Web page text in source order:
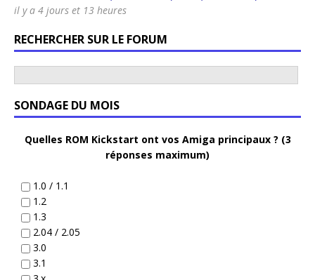
il y a 4 jours et 13 heures
RECHERCHER SUR LE FORUM
SONDAGE DU MOIS
Quelles ROM Kickstart ont vos Amiga principaux ? (3
réponses maximum)
1.0 / 1.1
1.2
1.3
2.04 / 2.05
3.0
3.1